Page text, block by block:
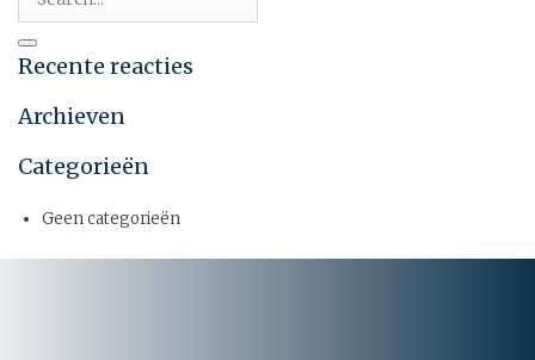
Recente reacties
Archieven
Categorieën
Geen categorieën